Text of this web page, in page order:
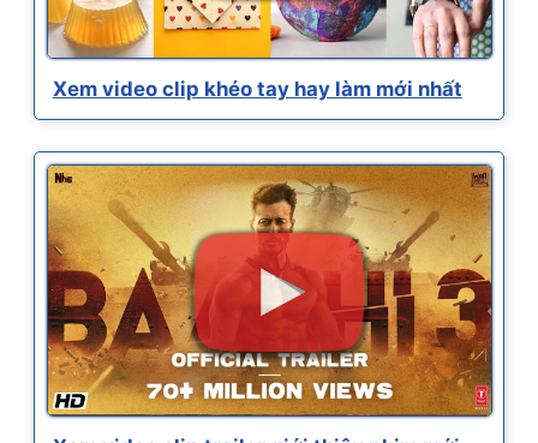
Xem video clip khéo tay hay làm mới nhất